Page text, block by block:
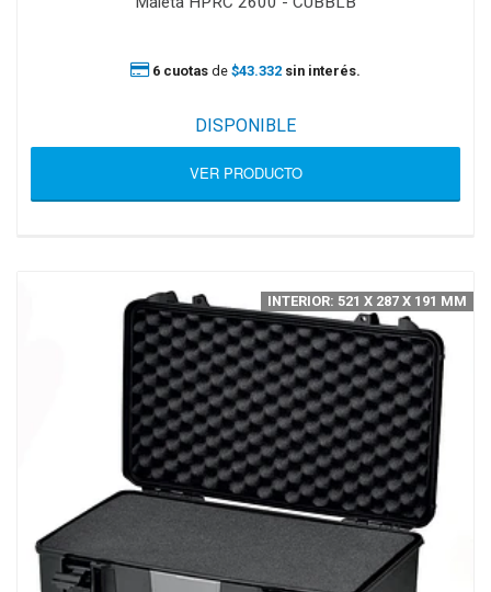
6 cuotas de $43.332 sin interés.
DISPONIBLE
VER PRODUCTO
INTERIOR: 521 X 287 X 191 MM